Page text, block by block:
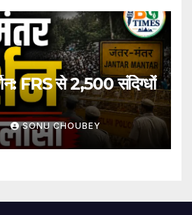
FRS से 2,500 संदिग्धों
SONU CHOUBEY